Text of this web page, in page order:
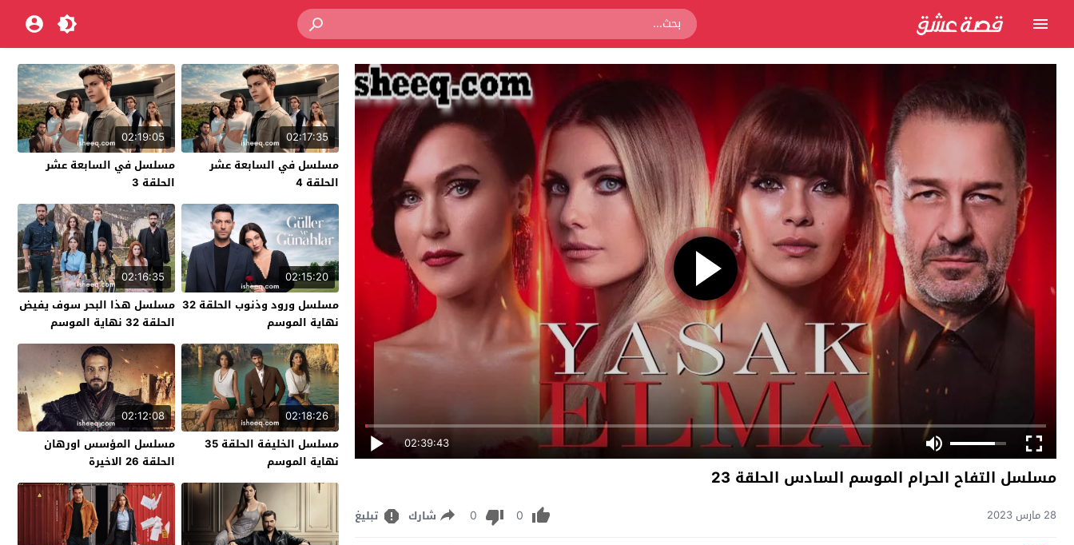
02:39:43
مسلسل التفاح الحرام الموسم السادس الحلقة 23
28 مارس 2023 0
0 شارك تبليغ
02:17:35
مسلسل في السابعة عشر
الحلقة 4
02:19:05
مسلسل في السابعة عشر
الحلقة 3
02:15:20
مسلسل ورود وذنوب الحلقة 32
نهاية الموسم
02:16:35
مسلسل هذا البحر سوف يفيض
الحلقة 32 نهاية الموسم
02:18:26
مسلسل الخليفة الحلقة 35
نهاية الموسم
02:12:08
مسلسل المؤسس اورهان
الحلقة 26 الاخيرة